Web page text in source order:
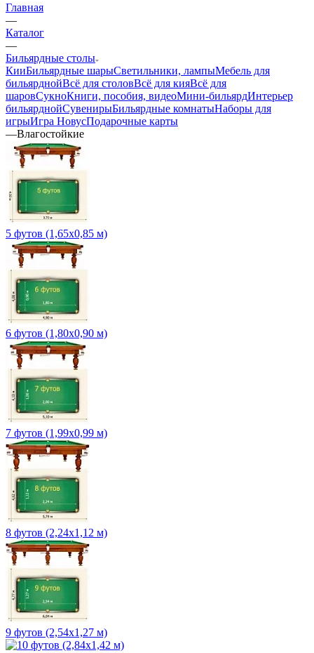
Главная
—
Каталог
—
Бильярдные столы
КииБильярдные шарыСветильники, лампыМебель для
бильярднойВсё для столовВсё для кияВсё для
шаровСукноКниги, пособия, видеоМини-бильярдИнтерьер
бильярднойСувенирыБильярдные комнатыНаборы для
игрыИгра НовусПодарочные карты
—Влагостойкие
5 футов (1,65х0,85 м)
6 футов (1,80х0,90 м)
7 футов (1,99х0,99 м)
8 футов (2,24х1,12 м)
9 футов (2,54х1,27 м)